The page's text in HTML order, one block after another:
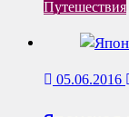
Путешествия
05.06.2016